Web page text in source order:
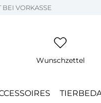
BEI VORKASSE
Wunschzettel